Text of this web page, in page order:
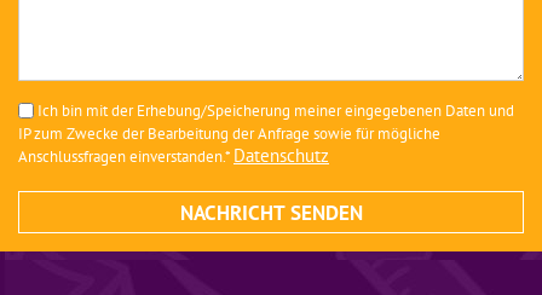
Ich bin mit der Erhebung/Speicherung meiner eingegebenen Daten und
IP zum Zwecke der Bearbeitung der Anfrage sowie für mögliche
Anschlussfragen einverstanden.* Datenschutz